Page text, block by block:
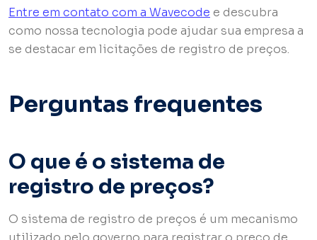
Entre em contato com a Wavecode e descubra
como nossa tecnologia pode ajudar sua empresa a
se destacar em licitações de registro de preços.
Perguntas frequentes
O que é o sistema de
registro de preços?
O sistema de registro de preços é um mecanismo